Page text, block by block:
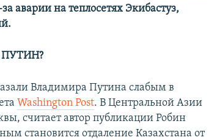
аварии на теплосетях Экибастуз,
Владимира Путина слабым в
Washington Post. В Центральной Азии
считает автор публикации Робин
становится отдаление Казахстана от